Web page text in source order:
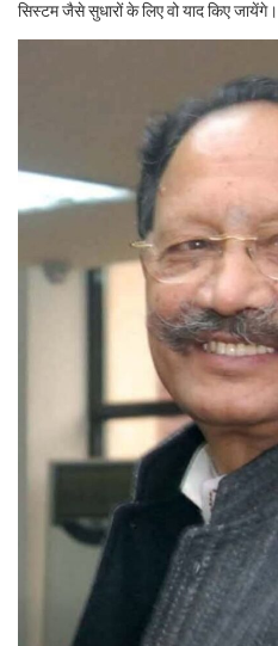
सिस्टम जैसे सुधारों के लिए वो याद किए जायेंगे।